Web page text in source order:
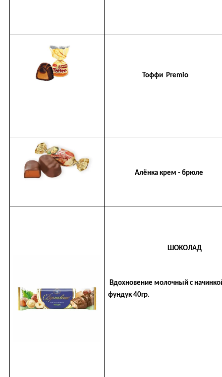
Тоффи Premio
Алёнка крем - брюле
ШОКОЛАД
Вдохновение молочный с
фундук 40гр.